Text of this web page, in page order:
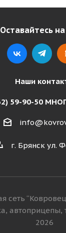
Оставайтесь на
Наши
59-90-50
г. Брянск ул.
сеть
2026